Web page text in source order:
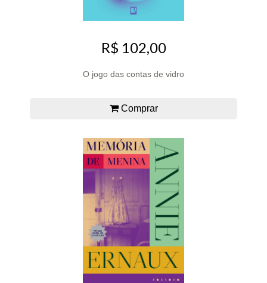
R$ 102,00
O jogo das contas de vidro
Comprar